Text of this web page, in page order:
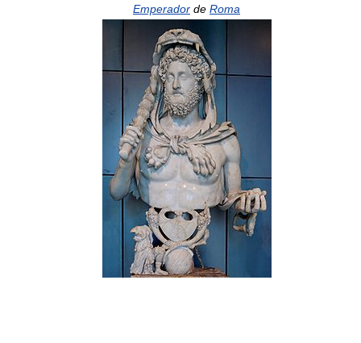
Emperador de Roma